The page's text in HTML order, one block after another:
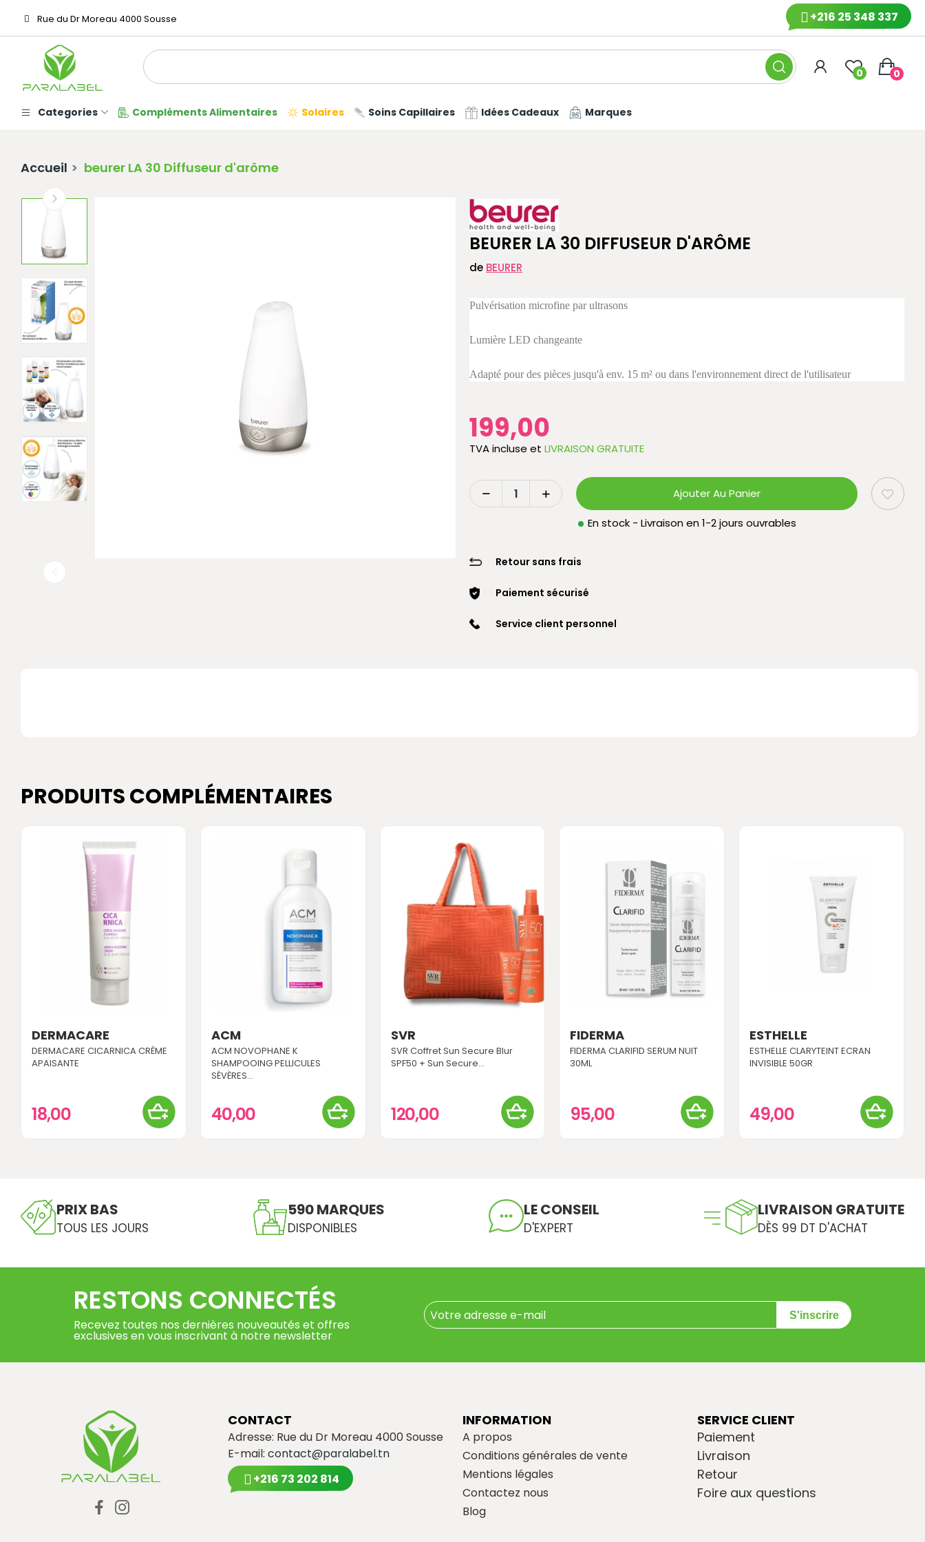
Rue du Dr Moreau 4000 Sousse +216 25 348 337
0 0
Categories Compléments Alimentaires Solaires Soins Capillaires Idées Cadeaux Marques
Accueil beurer LA 30 Diffuseur d'arôme
BEURER LA 30 DIFFUSEUR D'ARÔME
de BEURER
Pulvérisation microfine par ultrasons
Lumière LED changeante
Adapté pour des pièces jusqu'à env. 15 m² ou dans l'environnement direct de l'utilisateur
199,00
TVA incluse et LIVRAISON GRATUITE
Ajouter Au Panier
En stock - Livraison en 1-2 jours ouvrables
Retour sans frais
Paiement sécurisé
Service client personnel
PRODUITS COMPLÉMENTAIRES
DERMACARE
DERMACARE CICARNICA CRÈME
APAISANTE
18,00
ACM
ACM NOVOPHANE K
SHAMPOOING PELLICULES
SÉVÈRES...
40,00
SVR
SVR Coffret Sun Secure Blur
SPF50 + Sun Secure...
120,00
FIDERMA
FIDERMA CLARIFID SERUM NUIT
30ML
95,00
ESTHELLE
ESTHELLE CLARYTEINT ECRAN
INVISIBLE 50GR
49,00
PRIX BAS
TOUS LES JOURS
590 MARQUES
DISPONIBLES
LE CONSEIL
D'EXPERT
LIVRAISON GRATUITE
DÈS 99 DT D'ACHAT
RESTONS CONNECTÉS
Recevez toutes nos dernières nouveautés et offres
exclusives en vous inscrivant à notre newsletter
S'inscrire
CONTACT
Adresse: Rue du Dr Moreau 4000 Sousse
E-mail: contact@paralabel.tn
+216 73 202 814
INFORMATION
A propos
Conditions générales de vente
Mentions légales
Contactez nous
Blog
SERVICE CLIENT
Paiement
Livraison
Retour
Foire aux questions